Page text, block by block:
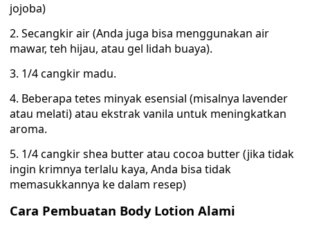
jojoba)
2. Secangkir air (Anda juga bisa menggunakan air
mawar, teh hijau, atau gel lidah buaya).
3. 1/4 cangkir madu.
4. Beberapa tetes minyak esensial (misalnya lavender
atau melati) atau ekstrak vanila untuk meningkatkan
aroma.
5. 1/4 cangkir shea butter atau cocoa butter (jika tidak
ingin krimnya terlalu kaya, Anda bisa tidak
memasukkannya ke dalam resep)
Cara Pembuatan Body Lotion Alami